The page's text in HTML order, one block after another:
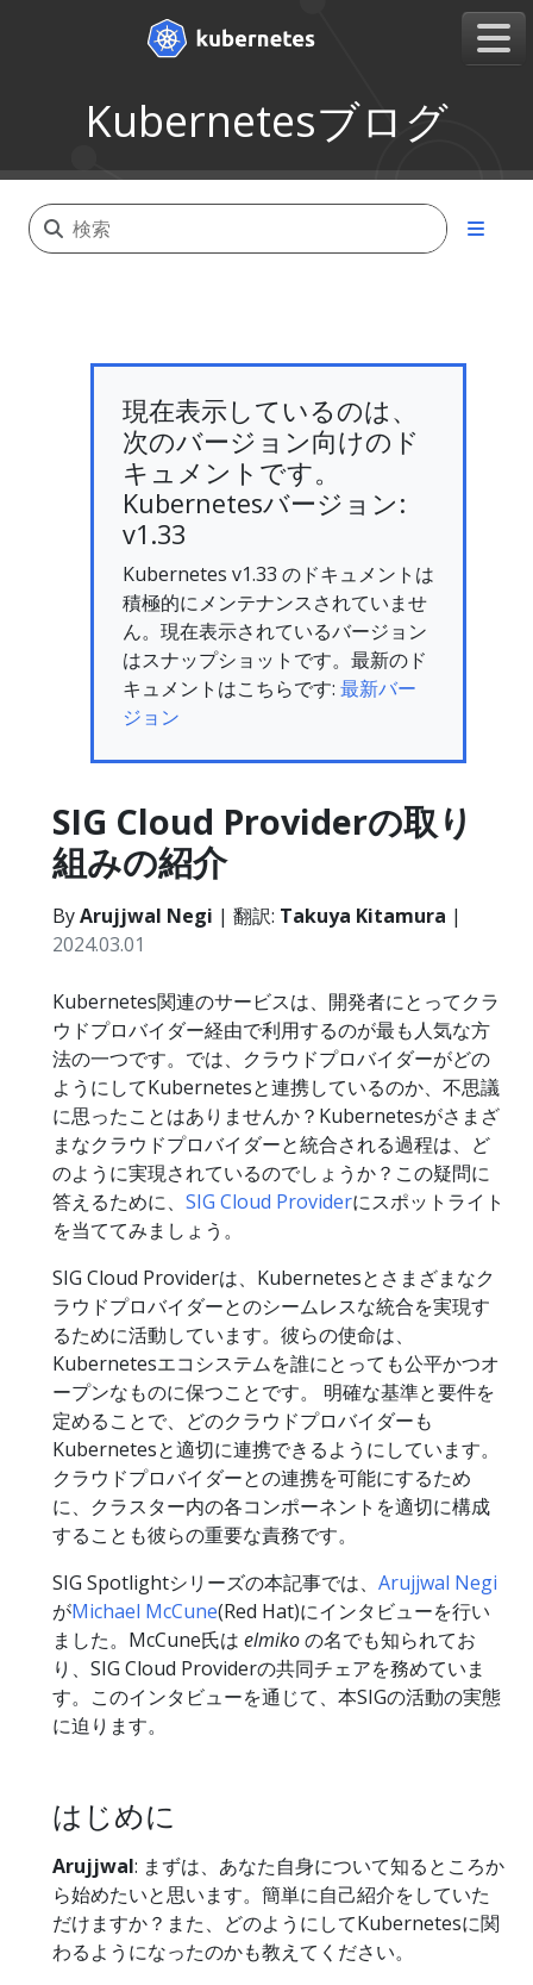
Kubernetesブログ
現在表示しているのは、
次のバージョン向けのド
キュメントです。
Kubernetesバージョン:
v1.33
Kubernetes v1.33 のドキュメントは
積極的にメンテナンスされていませ
ん。現在表示されているバージョン
はスナップショットです。最新のド
キュメントはこちらです: 最新バー
ジョン
SIG Cloud Providerの取り
組みの紹介
ByArujjwal Negi | 翻訳: Takuya Kitamura |
2024.03.01
Kubernetes関連のサービスは、開発者にとってクラ
ウドプロバイダー経由で利用するのが最も人気な方
法の一つです。では、クラウドプロバイダーがどの
ようにしてKubernetesと連携しているのか、不思議
に思ったことはありませんか？Kubernetesがさまざ
まなクラウドプロバイダーと統合される過程は、ど
のように実現されているのでしょうか？この疑問に
答えるために、 SIG Cloud Providerにスポットライト
を当ててみましょう。
SIG Cloud Providerは、Kubernetesとさまざまなク
ラウドプロバイダーとのシームレスな統合を実現す
るために活動しています。彼らの使命は、
Kubernetesエコシステムを誰にとっても公平かつオ
ープンなものに保つことです。 明確な基準と要件を
定めることで、どのクラウドプロバイダーも
Kubernetesと適切に連携できるようにしています。
クラウドプロバイダーとの連携を可能にするため
に、クラスター内の各コンポーネントを適切に構成
することも彼らの重要な責務です。
SIG Spotlightシリーズの本記事では、 Arujjwal Negi
がMichael McCune(Red Hat)にインタビューを行い
ました。McCune氏は elmikoの名でも知られてお
り、SIG Cloud Providerの共同チェアを務めていま
す。このインタビューを通じて、本SIGの活動の実態
に迫ります。
はじめに
Arujjwal: まずは、あなた自身について知るところか
ら始めたいと思います。簡単に自己紹介をしていた
だけますか？また、どのようにしてKubernetesに関
わるようになったのかも教えてください。